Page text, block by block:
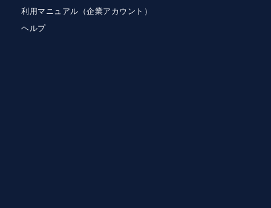
利用マニュアル（企業アカウント）
ヘルプ